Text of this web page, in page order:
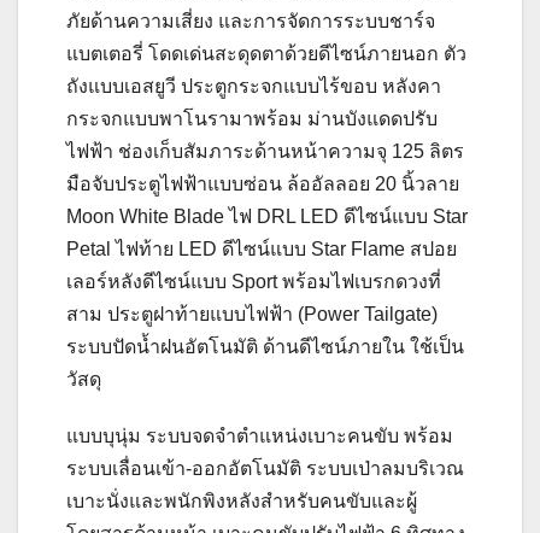
ภัยด้านความเสี่ยง และการจัดการระบบชาร์จ
แบตเตอรี่ โดดเด่นสะดุดตาด้วยดีไซน์ภายนอก ตัว
ถังแบบเอสยูวี ประตูกระจกแบบไร้ขอบ หลังคา
กระจกแบบพาโนรามาพร้อม ม่านบังแดดปรับ
ไฟฟ้า ช่องเก็บสัมภาระด้านหน้าความจุ 125 ลิตร
มือจับประตูไฟฟ้าแบบซ่อน ล้ออัลลอย 20 นิ้วลาย
Moon White Blade ไฟ DRL LED ดีไซน์แบบ Star
Petal ไฟท้าย LED ดีไซน์แบบ Star Flame สปอย
เลอร์หลังดีไซน์แบบ Sport พร้อมไฟเบรกดวงที่
สาม ประตูฝาท้ายแบบไฟฟ้า (Power Tailgate)
ระบบปัดน้ำฝนอัตโนมัติ ด้านดีไซน์ภายใน ใช้เป็น
วัสดุ
แบบบุนุ่ม ระบบจดจำตำแหน่งเบาะคนขับ พร้อม
ระบบเลื่อนเข้า-ออกอัตโนมัติ ระบบเป่าลมบริเวณ
เบาะนั่งและพนักพิงหลังสำหรับคนขับและผู้